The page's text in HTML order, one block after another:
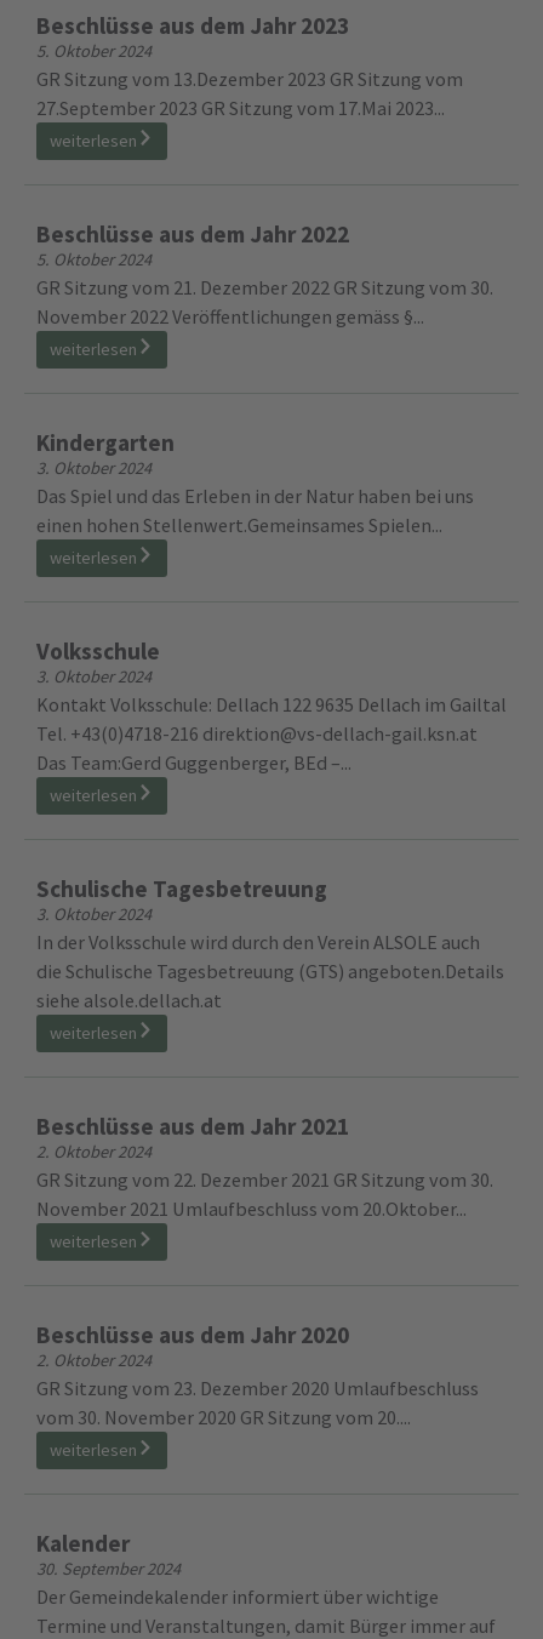
Beschlüsse aus dem Jahr 2023
5. Oktober 2024
GR Sitzung vom 13.Dezember 2023 GR Sitzung vom
27.September 2023 GR Sitzung vom 17.Mai 2023...
weiterlesen
Beschlüsse aus dem Jahr 2022
5. Oktober 2024
GR Sitzung vom 21. Dezember 2022 GR Sitzung vom 30.
November 2022 Veröffentlichungen gemäss §...
weiterlesen
Kindergarten
3. Oktober 2024
Das Spiel und das Erleben in der Natur haben bei uns
einen hohen Stellenwert.Gemeinsames Spielen...
weiterlesen
Volksschule
3. Oktober 2024
Kontakt Volksschule: Dellach 122 9635 Dellach im Gailtal
Tel. +43(0)4718-216 direktion@vs-dellach-gail.ksn.at
Das Team:Gerd Guggenberger, BEd –...
weiterlesen
Schulische Tagesbetreuung
3. Oktober 2024
In der Volksschule wird durch den Verein ALSOLE auch
die Schulische Tagesbetreuung (GTS) angeboten.Details
siehe alsole.dellach.at
weiterlesen
Beschlüsse aus dem Jahr 2021
2. Oktober 2024
GR Sitzung vom 22. Dezember 2021 GR Sitzung vom 30.
November 2021 Umlaufbeschluss vom 20.Oktober...
weiterlesen
Beschlüsse aus dem Jahr 2020
2. Oktober 2024
GR Sitzung vom 23. Dezember 2020 Umlaufbeschluss
vom 30. November 2020 GR Sitzung vom 20....
weiterlesen
Kalender
30. September 2024
Der Gemeindekalender informiert über wichtige
Termine und Veranstaltungen, damit Bürger immer auf